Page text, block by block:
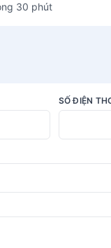
30 phút
SỐ ĐIỆN